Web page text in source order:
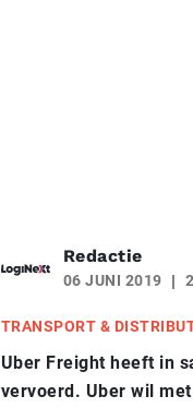
Redactie
06 JUNI 2019
TRANSPORT &
Uber Freight heeft in
vervoerd. Uber wil